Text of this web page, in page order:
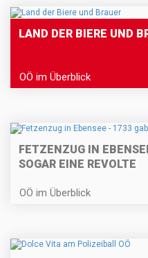
LAND DER BIERE UND
OÖ im Überblick
FETZENZUG IN
SOGAR EINE REVOLTE
OÖ im Überblick